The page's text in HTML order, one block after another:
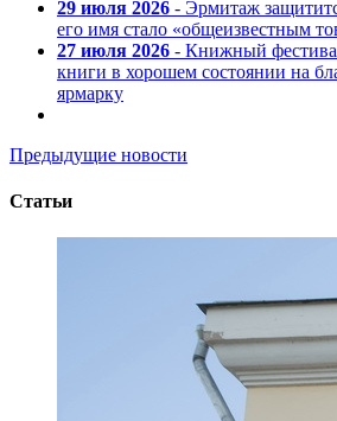
29 июля 2026 - Эрмитаж
его имя стало «общеизвестным
27 июля 2026 - Книжный
книги в хорошем состоянии на
ярмарку
Предыдущие новости
Статьи